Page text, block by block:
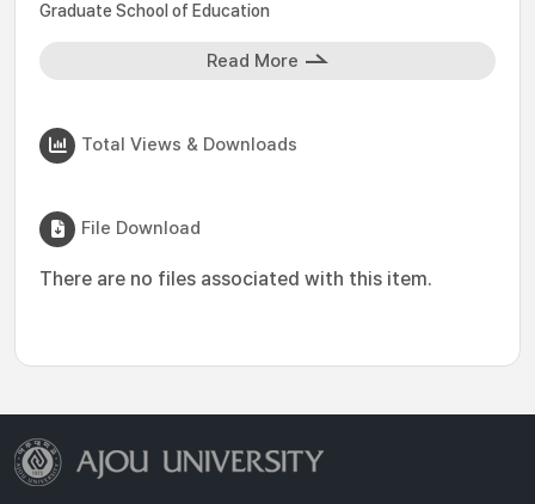
Graduate School of Education
Read More
Total Views & Downloads
File Download
There are no files associated with this item.